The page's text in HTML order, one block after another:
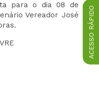
ACESSO RÁPIDO
para o dia 08 de
Vereador José